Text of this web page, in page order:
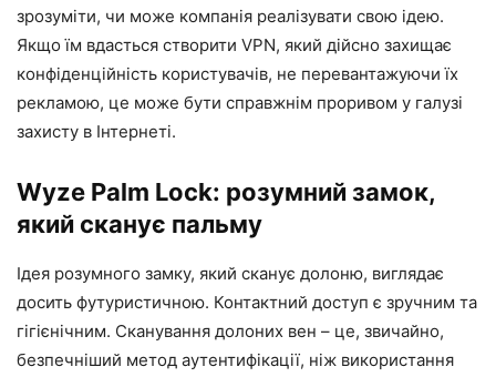
зрозуміти, чи може компанія реалізувати свою ідею.
Якщо їм вдасться створити VPN, який дійсно захищає
конфіденційність користувачів, не перевантажуючи їх
рекламою, це може бути справжнім проривом у галузі
захисту в Інтернеті.
Wyze Palm Lock: розумний замок,
який сканує пальму
Ідея розумного замку, який сканує долоню, виглядає
досить футуристичною. Контактний доступ є зручним та
гігієнічним. Сканування долоних вен – це, звичайно,
безпечніший метод аутентифікації, ніж використання